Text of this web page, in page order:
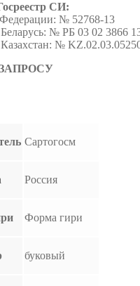
CИ:
№ 52768-13
№ РБ 03 02 3866
№
Сартогосм
Россия
Форма гири
буковый